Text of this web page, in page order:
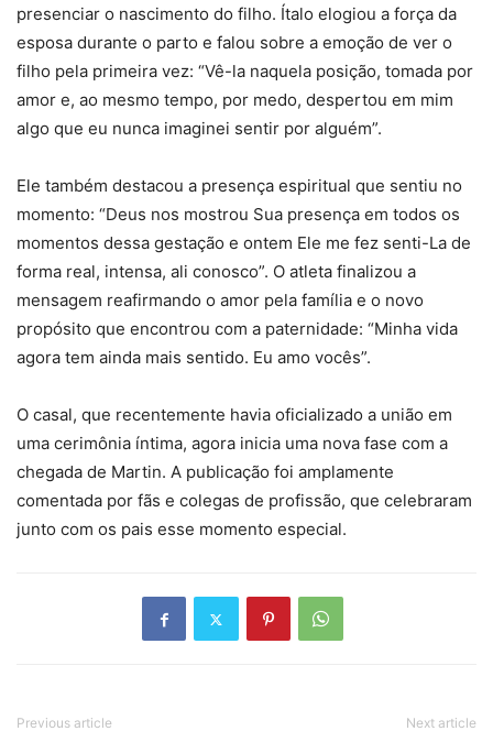
presenciar o nascimento do filho. Ítalo elogiou a força da
esposa durante o parto e falou sobre a emoção de ver o
filho pela primeira vez: “Vê-la naquela posição, tomada por
amor e, ao mesmo tempo, por medo, despertou em mim
algo que eu nunca imaginei sentir por alguém”.
Ele também destacou a presença espiritual que sentiu no
momento: “Deus nos mostrou Sua presença em todos os
momentos dessa gestação e ontem Ele me fez senti-La de
forma real, intensa, ali conosco”. O atleta finalizou a
mensagem reafirmando o amor pela família e o novo
propósito que encontrou com a paternidade: “Minha vida
agora tem ainda mais sentido. Eu amo vocês”.
O casal, que recentemente havia oficializado a união em
uma cerimônia íntima, agora inicia uma nova fase com a
chegada de Martin. A publicação foi amplamente
comentada por fãs e colegas de profissão, que celebraram
junto com os pais esse momento especial.
Previous article Next article